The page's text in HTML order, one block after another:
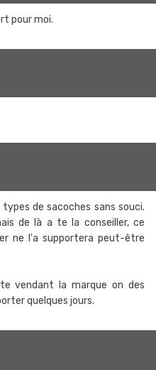
pour moi.
de sacoches sans souci.
de là a te la conseiller, ce
ne l'a supportera peut-être
vendant la marque on des
quelques jours.